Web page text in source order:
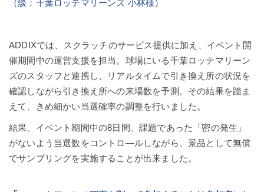
（談：千葉ロッテマリーンズ 小林様）
ADDIXでは、スクラッチのサービス提供に加え、イベント開
催期間中の運営支援を担当。球場にいる千葉ロッテマリーン
ズのスタッフと連携し、リアルタイムで引き換え所の状況を
確認しながら引き換え所への来場数を予測。その結果を踏ま
えて、きめ細かい当選確率の調整を行いました。
結果、イベント期間中の8日間、課題であった「密の発生」
がないよう当選数をコントロ―ルしながら、景品として無償
でサンプリングを実施することが出来ました。